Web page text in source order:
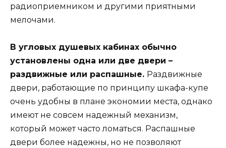
радиоприемником и другими приятными
мелочами.
В угловых душевых кабинах обычно
установлены одна или две двери –
раздвижные или распашные. Раздвижные
двери, работающие по принципу шкафа-купе
очень удобны в плане экономии места, однако
имеют не совсем надежный механизм,
который может часто ломаться. Распашные
двери более надежны, но не позволяют